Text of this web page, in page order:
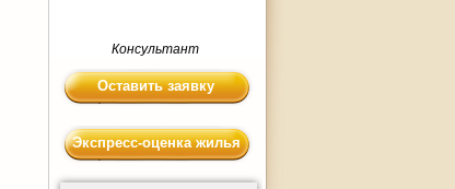
Консультант
Оставить заявку
Экспресс-оценка жилья